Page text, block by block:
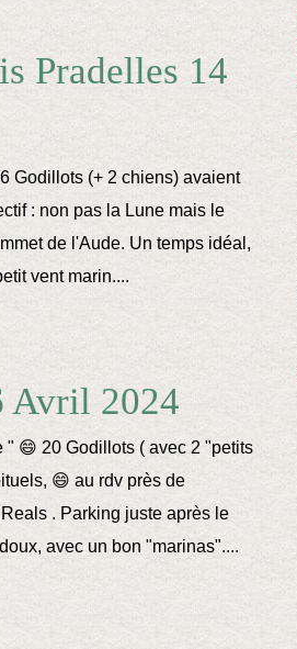
Pradelles 14
Godillots (+ 2 chiens) avaient
: non pas la Lune mais le
de l'Aude. Un temps idéal,
vent marin....
Avril 2024
😄 20 Godillots ( avec 2 "petits
😄 au rdv près de
. Parking juste après le
avec un bon "marinas"....